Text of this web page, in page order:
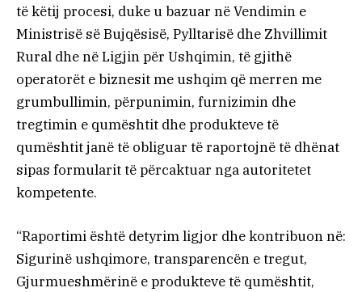
të këtij procesi, duke u bazuar në Vendimin e
Ministrisë së Bujqësisë, Pylltarisë dhe Zhvillimit
Rural dhe në Ligjin për Ushqimin, të gjithë
operatorët e biznesit me ushqim që merren me
grumbullimin, përpunimin, furnizimin dhe
tregtimin e qumështit dhe produkteve të
qumështit janë të obliguar të raportojnë të dhënat
sipas formularit të përcaktuar nga autoritetet
kompetente.
“Raportimi është detyrim ligjor dhe kontribuon në:
Sigurinë ushqimore, transparencën e tregut,
Gjurmueshmërinë e produkteve të qumështit,